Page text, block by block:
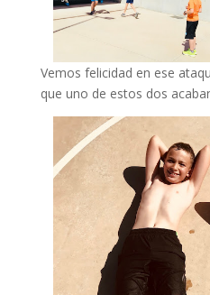
Vemos felicidad en ese
que uno de estos dos